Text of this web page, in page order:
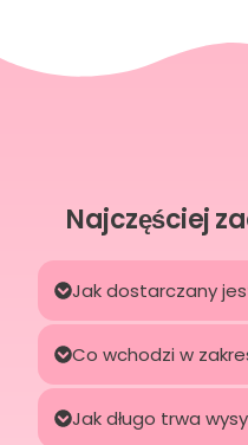
Najczęściej
Jak dostarczany
Co wchodzi w
Jak długo trwa